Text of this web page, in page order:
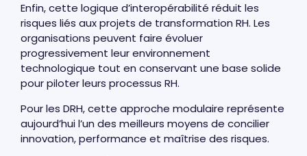
Enfin, cette logique d’interopérabilité réduit les
risques liés aux projets de transformation RH. Les
organisations peuvent faire évoluer
progressivement leur environnement
technologique tout en conservant une base solide
pour piloter leurs processus RH.
Pour les DRH, cette approche modulaire représente
aujourd’hui l’un des meilleurs moyens de concilier
innovation, performance et maîtrise des risques.